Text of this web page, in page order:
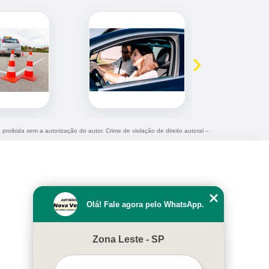
›
Olá! Fale agora pelo WhatsApp.
Zona Leste - SP